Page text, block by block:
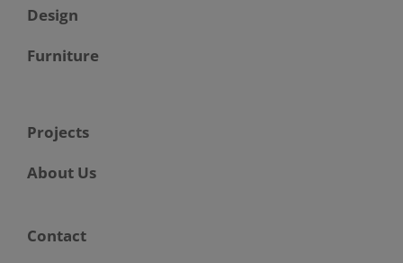
Design
Furniture
Projects
About Us
Contact